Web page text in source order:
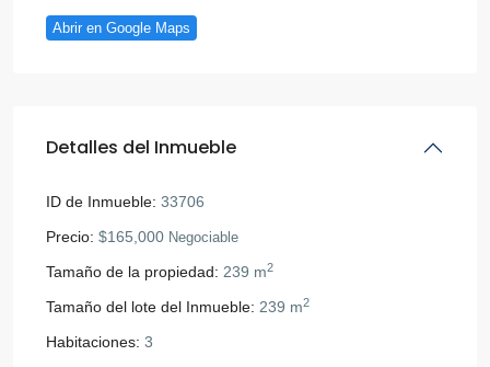
Abrir en Google Maps
Detalles del Inmueble
ID de Inmueble: 33706
Precio: $165,000 Negociable
Tamaño de la propiedad: 239 m2
Tamaño del lote del Inmueble: 239 m2
Habitaciones: 3